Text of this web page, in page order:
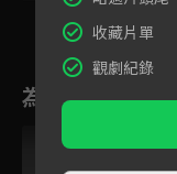
為您推薦
收藏片單
觀劇紀錄